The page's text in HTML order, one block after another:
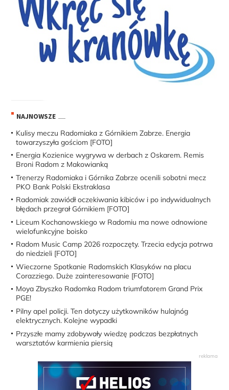
NAJNOWSZE
Kulisy meczu Radomiaka z Górnikiem Zabrze. Energia
towarzyszyła gościom [FOTO]
Energia Kozienice wygrywa w derbach z Oskarem. Remis
Broni Radom z Makowianką
Trenerzy Radomiaka i Górnika Zabrze ocenili sobotni mecz
PKO Bank Polski Ekstraklasa
Radomiak zawiódł oczekiwania kibiców i po indywidualnych
błędach przegrał Górnikiem [FOTO]
Liceum Kochanowskiego w Radomiu ma nowe odnowione
wielofunkcyjne boisko
Radom Music Camp 2026 rozpoczęty. Trzecia edycja potrwa
do niedzieli [FOTO]
Wieczorne Spotkanie Radomskich Klasyków na placu
Corazziego. Duże zainteresowanie [FOTO]
Moya Zbyszko Radomka Radom triumfatorem Grand Prix
PGE!
Pilny apel policji. Ten dotyczy użytkowników hulajnóg
elektrycznych. Kolejne wypadki
Przyszłe mamy zdobywały wiedzę podczas bezpłatnych
warsztatów karmienia piersią